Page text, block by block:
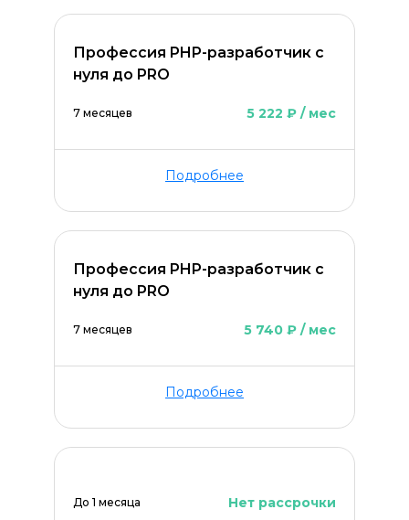
Профессия PHP-разработчик с
нуля до PRO
7 месяцев 5 222 ₽ / мес
Подробнее
Профессия PHP-разработчик с
нуля до PRO
7 месяцев 5 740 ₽ / мес
Подробнее
До 1 месяца Нет рассрочки